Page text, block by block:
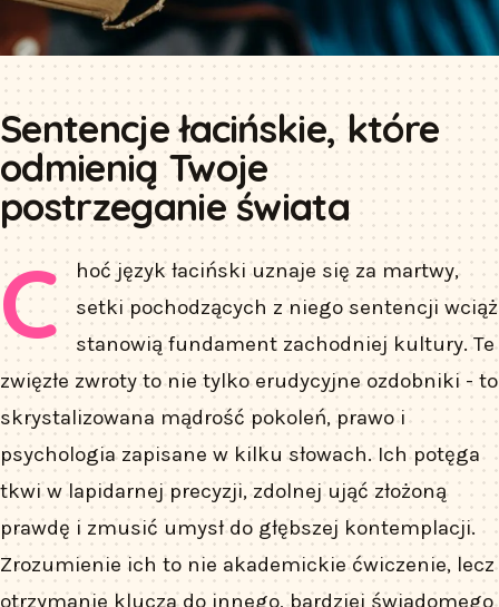
Sentencje łacińskie, które
odmienią Twoje
postrzeganie świata
C
hoć język łaciński uznaje się za martwy,
setki pochodzących z niego sentencji wciąż
stanowią fundament zachodniej kultury. Te
zwięzłe zwroty to nie tylko erudycyjne ozdobniki - to
skrystalizowana mądrość pokoleń, prawo i
psychologia zapisane w kilku słowach. Ich potęga
tkwi w lapidarnej precyzji, zdolnej ująć złożoną
prawdę i zmusić umysł do głębszej kontemplacji.
Zrozumienie ich to nie akademickie ćwiczenie, lecz
otrzymanie klucza do innego, bardziej świadomego